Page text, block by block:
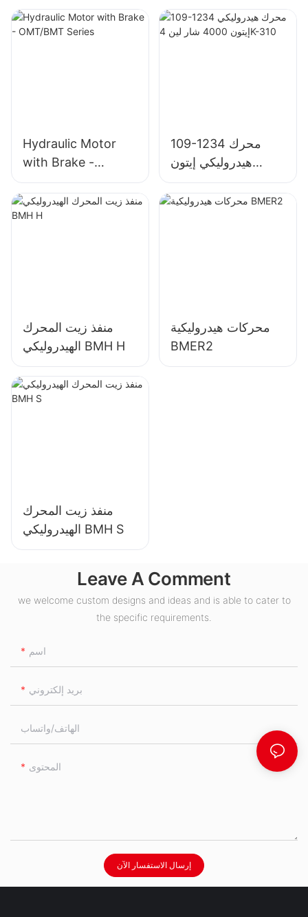
Hydraulic Motor
with Brake -
OMT/BMT Series
109-1234 محرك
هيدروليكي إيتون
4000 شار لين 4K-
310
منفذ زيت المحرك
الهيدروليكي BMH H
محركات هيدروليكية
BMER2
منفذ زيت المحرك
الهيدروليكي BMH S
Leave A Comment
we welcome custom designs and ideas and is able to cater to
the specific requirements.
اسم
بريد إلكتروني
الهاتف/واتساب
المحتوى
إرسال الاستفسار الآن